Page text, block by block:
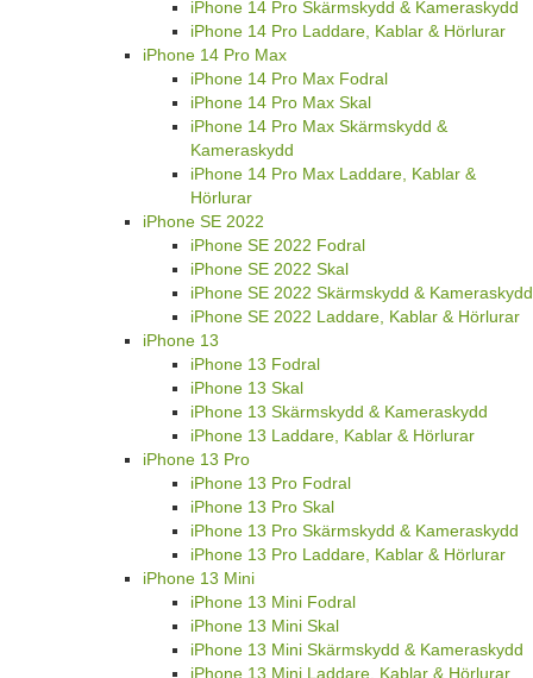
iPhone 14 Pro Skärmskydd & Kameraskydd
iPhone 14 Pro Laddare, Kablar & Hörlurar
iPhone 14 Pro Max
iPhone 14 Pro Max Fodral
iPhone 14 Pro Max Skal
iPhone 14 Pro Max Skärmskydd &
Kameraskydd
iPhone 14 Pro Max Laddare, Kablar &
Hörlurar
iPhone SE 2022
iPhone SE 2022 Fodral
iPhone SE 2022 Skal
iPhone SE 2022 Skärmskydd & Kameraskydd
iPhone SE 2022 Laddare, Kablar & Hörlurar
iPhone 13
iPhone 13 Fodral
iPhone 13 Skal
iPhone 13 Skärmskydd & Kameraskydd
iPhone 13 Laddare, Kablar & Hörlurar
iPhone 13 Pro
iPhone 13 Pro Fodral
iPhone 13 Pro Skal
iPhone 13 Pro Skärmskydd & Kameraskydd
iPhone 13 Pro Laddare, Kablar & Hörlurar
iPhone 13 Mini
iPhone 13 Mini Fodral
iPhone 13 Mini Skal
iPhone 13 Mini Skärmskydd & Kameraskydd
iPhone 13 Mini Laddare, Kablar & Hörlurar